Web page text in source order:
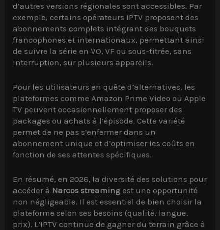
d’autres versions régionales sont accessibles. Par
exemple, certains opérateurs IPTV proposent des
abonnements complets intégrant des bouquets
francophones et internationaux, permettant ainsi
de suivre la série en VO, VF ou sous-titrée, sans
interruption, sur plusieurs appareils.
Pour les utilisateurs en quête d’alternatives, les
plateformes comme Amazon Prime Video ou Apple
TV peuvent occasionnellement proposer des
packages ou achats à l’épisode. Cette variété
permet de ne pas s’enfermer dans un
abonnement unique et d’optimiser les coûts en
fonction de ses attentes spécifiques.
En résumé, en 2026, la diversité des solutions pour
accéder à Narcos streaming est une opportunité
non négligeable. Il est essentiel de bien choisir la
plateforme selon ses besoins (qualité, langue,
prix). L’IPTV continue de gagner du terrain grâce à